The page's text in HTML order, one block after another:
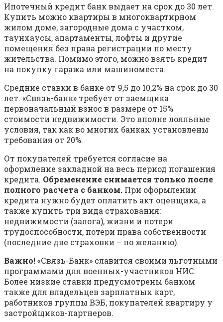
Ипотечный кредит банк выдает на срок до 30 лет.
Купить можно квартиры в многоквартирном
жилом доме, загородные дома с участком,
таунхаусы, апартаменты, лофты и другие
помещения без права регистрации по месту
жительства. Помимо этого, можно взять кредит
на покупку гаража или машиноместа.
Средние ставки в банке от 9,5 до 10,2% на срок до 30
лет. «Связь-банк» требует от заемщика
первоначальный взнос в размере от 15%
стоимости недвижимости. Это вполне лояльные
условия, так как во многих банках установлены
требования от 20%.
От покупателей требуется согласие на
оформление закладной на весь период погашения
кредита. Обременение снимается только после
полного расчета с банком. При оформлении
кредита нужно будет оплатить акт оценщика, а
также купить три вида страхования:
недвижимости (залога), жизни и потери
трудоспособности, потери права собственности
(последние две страховки – по желанию).
Важно!«Связь-Банк» славится своими льготными
программами для военных-участников НИС.
Более низкие ставки предусмотрены банком
также для владельцев зарплатных карт,
работников группы ВЭБ, покупателей квартиру у
застройщиков-партнеров.